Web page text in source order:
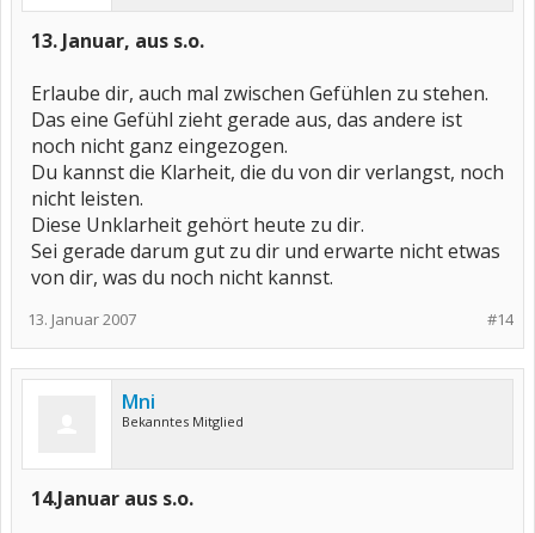
13. Januar, aus s.o.
Erlaube dir, auch mal zwischen Gefühlen zu stehen.
Das eine Gefühl zieht gerade aus, das andere ist
noch nicht ganz eingezogen.
Du kannst die Klarheit, die du von dir verlangst, noch
nicht leisten.
Diese Unklarheit gehört heute zu dir.
Sei gerade darum gut zu dir und erwarte nicht etwas
von dir, was du noch nicht kannst.
#14
13. Januar 2007
Mni
Bekanntes Mitglied
14.Januar aus s.o.